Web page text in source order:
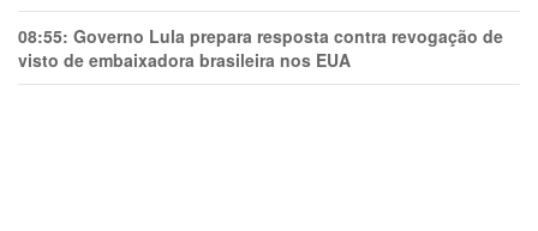
08:55: Governo Lula prepara resposta contra revogação de
visto de embaixadora brasileira nos EUA